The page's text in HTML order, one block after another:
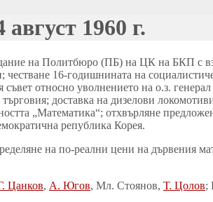
1960 г.
на Политбюро (ПБ) на ЦК на БКП с
16-годишнината на
относно уволнението на о.з.
доставка на дизелови
„Математика“; отхвърляне
република Корея.
на по-реални цени на дървения
Цанков, А. Югов, Мл. Стоянов, Т. Цолов;